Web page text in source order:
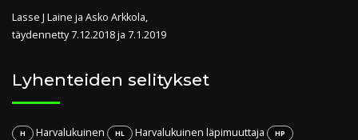
Lasse J Laine ja Asko Arkkola,
täydennetty 7.12.2018 ja 7.1.2019
Lyhenteiden selitykset
H Harvalukuinen HL Harvalukuinen läpimuuttaja HP